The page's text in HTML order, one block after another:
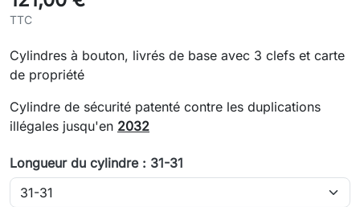
TTC
Cylindres à bouton, livrés de base avec 3 clefs et carte
de propriété
Cylindre de sécurité patenté contre les duplications
illégales jusqu'en 2032
Longueur du cylindre : 31-31